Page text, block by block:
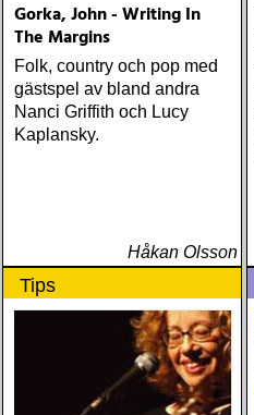
Gorka, John - Writing In
The Margins
Folk, country och pop med
gästspel av bland andra
Nanci Griffith och Lucy
Kaplansky.
Håkan Olsson
Tips